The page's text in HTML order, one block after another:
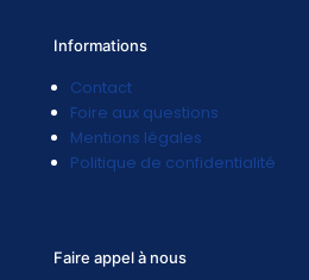
Informations
Contact
Foire aux questions
Mentions légales
Politique de confidentialité
Faire appel à nous